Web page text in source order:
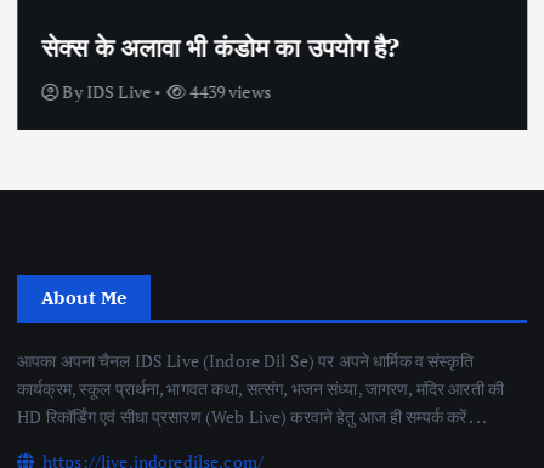
सेक्स के अलावा भी कंडोम का उपयोग है?
ByIDS Live 4439 views
About Me
आपका अपना चैनल IDS Live (Indore Dil Se) पर अपने धार्मिक व संस्कृति
कार्यक्रम, स्कूल प्रार्थना, भागवत कथा, सत्संग, भजन संध्या, जागरण, मंदिर आरती की
HD रिकॉर्डिंग एवं सीधा प्रसारण (Web Live) करवाने हेतु आज ही सम्पर्क करें . . .
https://live.indoredilse.com/